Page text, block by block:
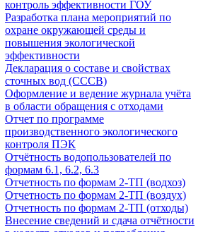
контроль эффективности ГОУ
Разработка плана мероприятий по
охране окружающей среды и
повышения экологической
эффективности
Декларация о составе и свойствах
сточных вод (СССВ)
Оформление и ведение журнала учёта
в области обращения с отходами
Отчет по программе
производственного экологического
контроля ПЭК
Отчётность водопользователей по
формам 6.1, 6.2, 6.3
Отчетность по формам 2-ТП (водхоз)
Отчетность по формам 2-ТП (воздух)
Отчетность по формам 2-ТП (отходы)
Внесение сведений и сдача отчётности